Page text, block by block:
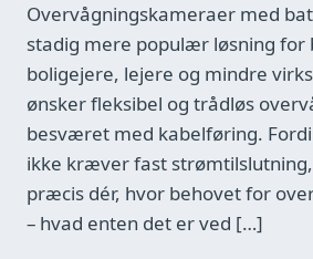
Overvågningskameraer med
stadig mere populær løsning for
boligejere, lejere og mindre
ønsker fleksibel og trådløs
besværet med kabelføring.
ikke kræver fast
præcis dér, hvor behovet for
– hvad enten det er ved […]